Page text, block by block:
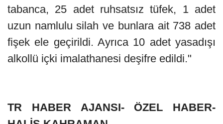
tabanca, 25 adet ruhsatsız tüfek, 1 adet
uzun namlulu silah ve bunlara ait 738 adet
fişek ele geçirildi. Ayrıca 10 adet yasadışı
alkollü içki imalathanesi deşifre edildi."
TR HABER AJANSI- ÖZEL HABER-